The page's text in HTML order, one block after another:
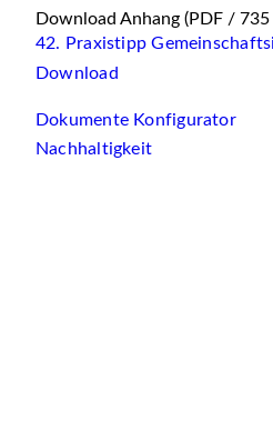
Download Anhang (PDF / 735
42. Praxistipp
Download
Dokumente Konfigurator
Nachhaltigkeit